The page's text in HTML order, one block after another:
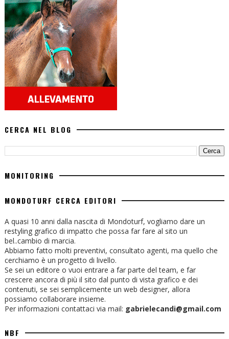
CERCA NEL BLOG
MONITORING
MONDOTURF CERCA EDITORI
A quasi 10 anni dalla nascita di Mondoturf, vogliamo dare un
restyling grafico di impatto che possa far fare al sito un
bel..cambio di marcia.
Abbiamo fatto molti preventivi, consultato agenti, ma quello che
cerchiamo è un progetto di livello.
Se sei un editore o vuoi entrare a far parte del team, e far
crescere ancora di più il sito dal punto di vista grafico e dei
contenuti, se sei semplicemente un web designer, allora
possiamo collaborare insieme.
Per informazioni contattaci via mail: gabrielecandi@gmail.com
NBF